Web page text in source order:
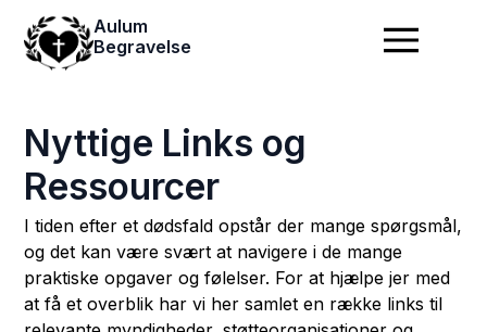
Aulum
Begravelse
Nyttige Links og
Ressourcer
I tiden efter et dødsfald opstår der mange spørgsmål,
og det kan være svært at navigere i de mange
praktiske opgaver og følelser. For at hjælpe jer med
at få et overblik har vi her samlet en række links til